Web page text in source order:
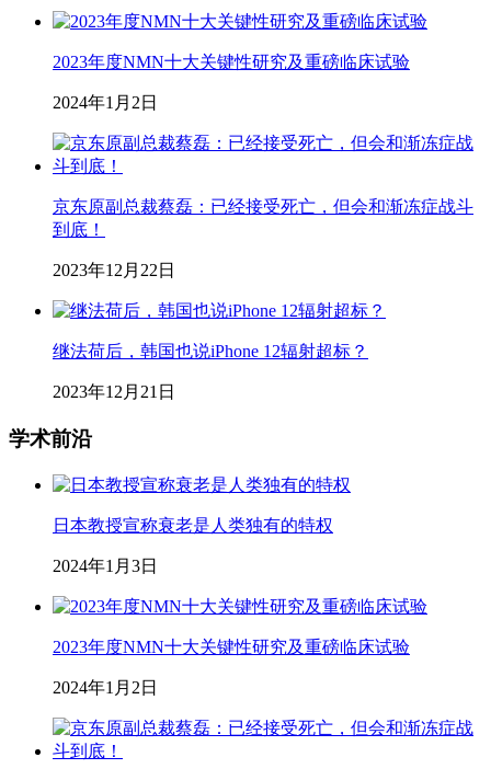
2023年度NMN十大关键性研究及重磅临床试验
2024年1月2日
京东原副总裁蔡磊：已经接受死亡，但会和渐冻症战斗
到底！
2023年12月22日
继法荷后，韩国也说iPhone 12辐射超标？
2023年12月21日
学术前沿
日本教授宣称衰老是人类独有的特权
2024年1月3日
2023年度NMN十大关键性研究及重磅临床试验
2024年1月2日